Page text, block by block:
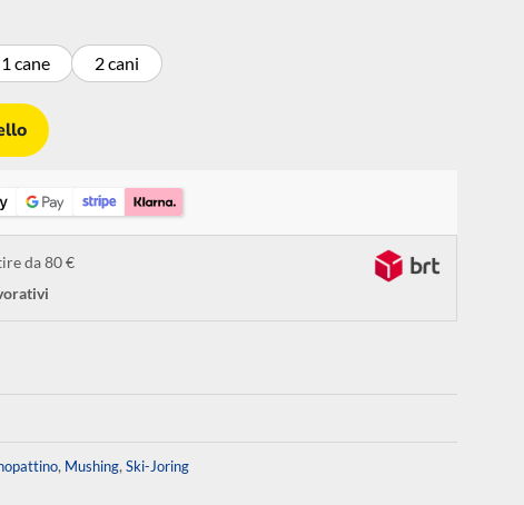
1 cane 2 cani
da 80 €
, Mushing, Ski-Joring